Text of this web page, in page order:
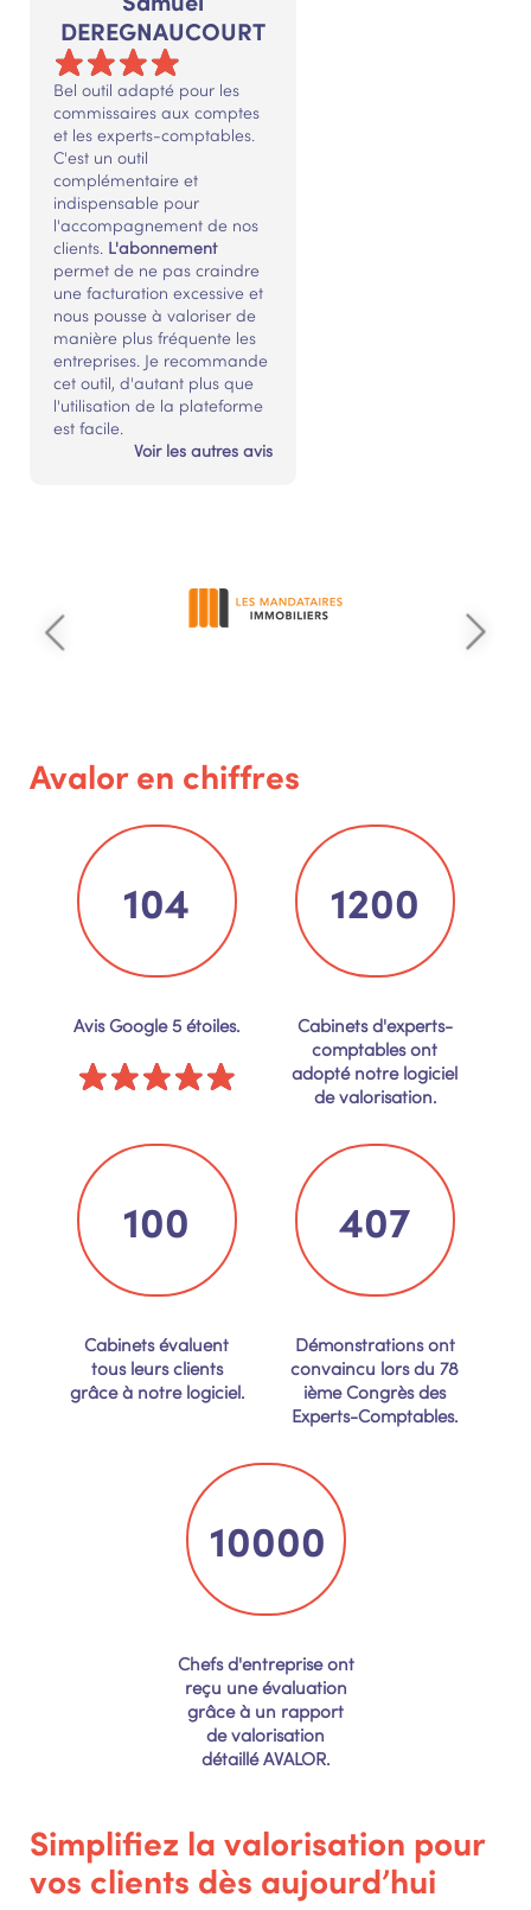
DEREGNAUCOURT
Bel outil adapté pour les
commissaires aux comptes
et les experts-comptables.
C'est un outil
complémentaire et
indispensable pour
l'accompagnement de nos
clients. L'abonnement
permet de ne pas craindre
une facturation excessive et
nous pousse à valoriser de
manière plus fréquente les
entreprises. Je recommande
cet outil, d'autant plus que
l'utilisation de la plateforme
est facile.
Voir les autres avis
Avalor en chiffres
104
Avis Google 5 étoiles.
1200
Cabinets d'experts-
comptables ont
adopté notre logiciel
de valorisation.
100
Cabinets évaluent
tous leurs clients
grâce à notre logiciel.
407
Démonstrations ont
convaincu lors du 78
ième Congrès des
Experts-Comptables.
10000
Chefs d'entreprise ont
reçu une évaluation
grâce à un rapport
de valorisation
détaillé AVALOR.
Simplifiez la valorisation pour
vos clients dès aujourd’hui